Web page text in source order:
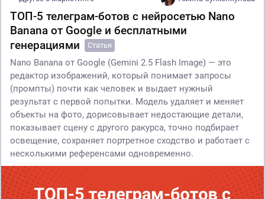
ТОП-5 телеграм-ботов с нейросетью Nano
Banana от Google и бесплатными
генерациями
Статья
Nano Banana от Google (Gemini 2.5 Flash Image) — это
редактор изображений, который понимает запросы
(промпты) почти как человек и выдает нужный
результат с первой попытки. Модель удаляет и меняет
объекты на фото, дорисовывает недостающие детали,
показывает сцену с другого ракурса, точно подбирает
освещение, сохраняет портретное сходство и работает с
несколькими референсами одновременно.